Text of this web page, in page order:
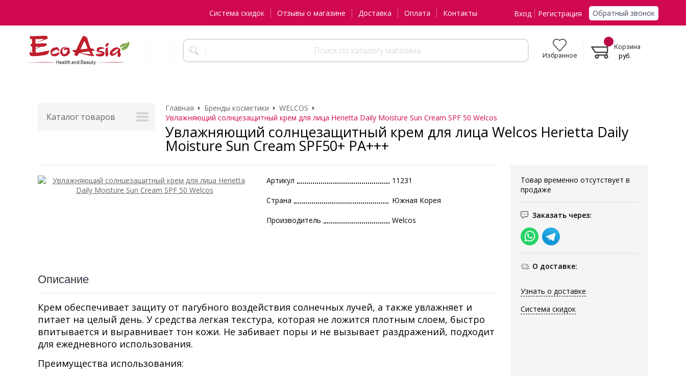
Система скидок Отзывы о магазине Доставка Оплата Контакты Вход Регистрация Обратный звонок
Избранное
Корзина
руб.
Каталог товаров
Главная Бренды косметики
WELCOS
Увлажняющий солнцезащитный крем для лица Herietta Daily Moisture Sun Cream SPF 50 Welcos
Увлажняющий солнцезащитный крем для лица Welcos Herietta Daily
Moisture Sun Cream SPF50+ PA+++
Товар временно отсутствует в
продаже
Заказать через:
О доставке:
Узнать о доставке
Система скидок
Артикул 11231
Страна Южная Корея
Производитель Welcos
Описание
Крем обеспечивает защиту от пагубного воздействия солнечных лучей, а также увлажняет и
питает на целый день. У средства легкая текстура, которая не ложится плотным слоем, быстро
впитывается и выравнивает тон кожи. Не забивает поры и не вызывает раздражений, подходит
для ежедневного использования.
Преимущества использования: